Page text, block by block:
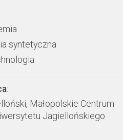
syntetyczna
:
Małopolskie Centrum
Jagiellońskiego